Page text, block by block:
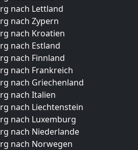
nach Lettland
nach Zypern
nach Kroatien
nach Estland
nach Finnland
nach Frankreich
nach Griechenland
nach Italien
nach Liechtenstein
nach Luxemburg
nach Niederlande
nach Norwegen